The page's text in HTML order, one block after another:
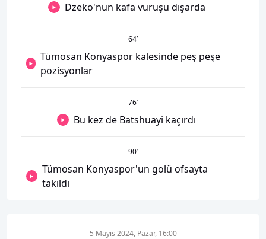
Dzeko'nun kafa vuruşu dışarda
64’
Tümosan Konyaspor kalesinde peş peşe
pozisyonlar
76’
Bu kez de Batshuayi kaçırdı
90’
Tümosan Konyaspor'un golü ofsayta
takıldı
5 Mayıs 2024, Pazar, 16:00